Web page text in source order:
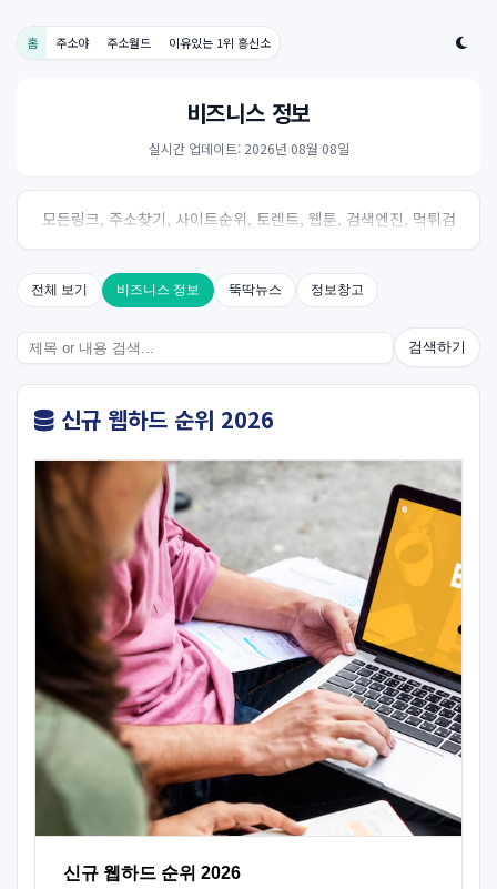
홈 주소야 주소월드 이유있는 1위 흥신소
비즈니스 정보
실시간 업데이트: 2026년 08월 08일
모든링크, 주소찾기, 사이트순위, 토렌트, 웹툰, 검색엔진, 먹튀검
증, 스포츠, 드라마, 커뮤니티 링크사이트! 여기여
전체 보기 비즈니스 정보 뚝딱뉴스 정보창고
검색하기
신규 웹하드 순위 2026
신규 웹하드 순위 2026